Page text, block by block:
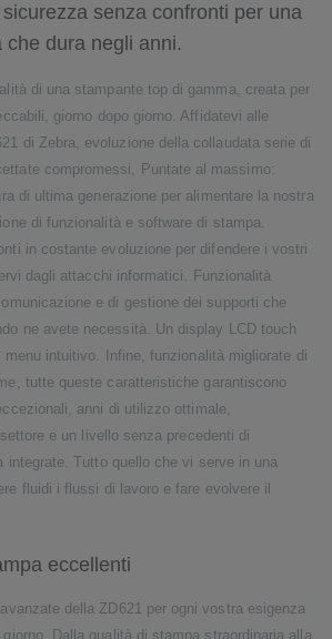
senza confronti per una
che dura negli anni.
di una stampante top di gamma, creata per
giorno dopo giorno. Affidatevi alle
di Zebra, evoluzione della collaudata serie di
compromessi, Puntate al massimo:
di ultima generazione per alimentare la nostra
di funzionalità e software di stampa.
in costante evoluzione per difendere i vostri
dagli attacchi informatici. Funzionalità
e di gestione dei supporti che
ne avete necessità. Un display LCD touch
intuitivo. Infine, funzionalità migliorate di
tutte queste caratteristiche garantiscono
anni di utilizzo ottimale,
e un livello senza precedenti di
integrate. Tutto quello che vi serve in una
fluidi i flussi di lavoro e fare evolvere il
eccellenti
della ZD621 per ogni vostra esigenza